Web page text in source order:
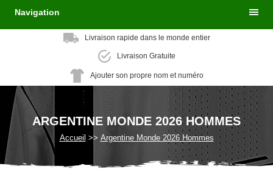
Navigation
Livraison rapide dans le monde entier
Livraison Gratuite
Ajouter son propre nom et numéro
ARGENTINE MONDE 2026 HOMMES
Accueil Argentine Monde 2026 Hommes